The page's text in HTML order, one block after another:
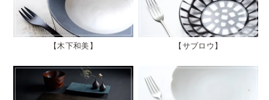
木下和美 サブロウ